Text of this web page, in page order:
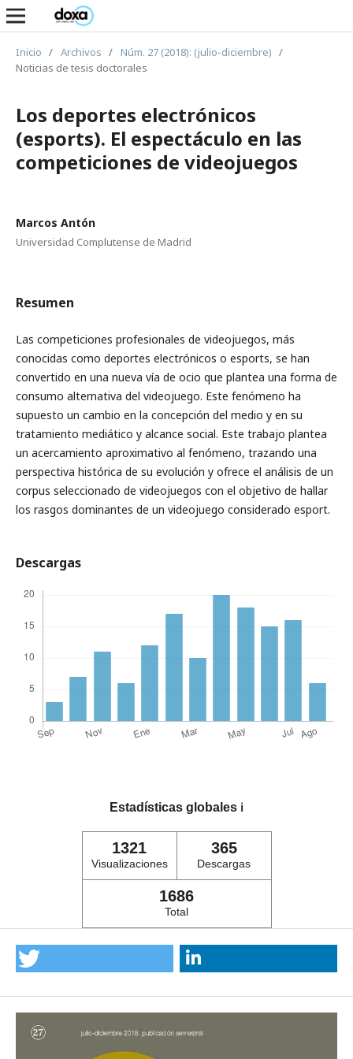
Inicio / Archivos / Núm. 27 (2018): (julio-diciembre) /
Noticias de tesis doctorales
Los deportes electrónicos
(esports). El espectáculo en las
competiciones de videojuegos
Marcos Antón
Universidad Complutense de Madrid
Resumen
Las competiciones profesionales de videojuegos, más
conocidas como deportes electrónicos o esports, se han
convertido en una nueva vía de ocio que plantea una forma de
consumo alternativa del videojuego. Este fenómeno ha
supuesto un cambio en la concepción del medio y en su
tratamiento mediático y alcance social. Este trabajo plantea
un acercamiento aproximativo al fenómeno, trazando una
perspectiva histórica de su evolución y ofrece el análisis de un
corpus seleccionado de videojuegos con el objetivo de hallar
los rasgos dominantes de un videojuego considerado esport.
Descargas
Estadísticas globales ℹ️
1321
Visualizaciones
365
Descargas
1686
Total